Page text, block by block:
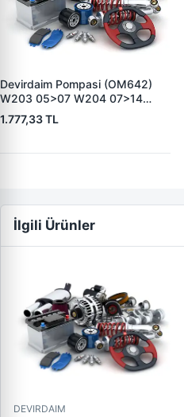
Devirdaim Pompasi (OM642)
W203 05>07 W204 07>14
C219 05>10 W211 05>08 W164
05>09 Sprinter 06>09 |
MA6422001001 | OEM
1.777,33 TL
İlgili Ürünler
DEVIRDAIM